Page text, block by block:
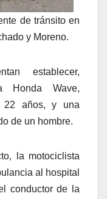
de tránsito en
y Moreno.
establecer,
Honda Wave,
22 años, y una
de un hombre.
la motociclista
al hospital
conductor de la